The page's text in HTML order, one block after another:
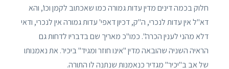
חלוק בכמה דינים מדין עדות גמורה כמו שאכתוב לקמן וכו', והא
דא"ל אין עדות לנכרי, ה"ק, דכיון דאפי' עדות גמורה אין לנכרי, ודאי
דלא מהני לענין הכרה". כמו"כ מאריך שם בדבריו לדחות גם
הראיה השניה שהובאה מדין "אינו חוזר ומגיד" ביכיר. את נאמנותו
של אב ב"יכיר" מגדיר כנאמנות שנתנה לו התורה.